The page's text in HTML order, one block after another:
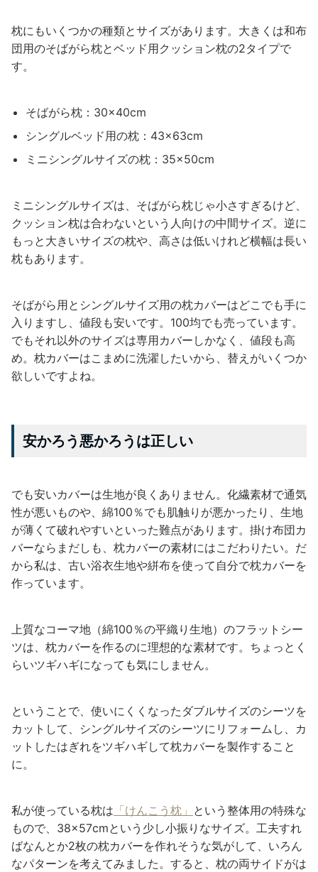
枕にもいくつかの種類とサイズがあります。大きくは和布
団用のそばがら枕とベッド用クッション枕の2タイプで
す。
そばがら枕：30×40cm
シングルベッド用の枕：43×63cm
ミニシングルサイズの枕：35×50cm
ミニシングルサイズは、そばがら枕じゃ小さすぎるけど、
クッション枕は合わないという人向けの中間サイズ。逆に
もっと大きいサイズの枕や、高さは低いけれど横幅は長い
枕もあります。
そばがら用とシングルサイズ用の枕カバーはどこでも手に
入りますし、値段も安いです。100均でも売っています。
でもそれ以外のサイズは専用カバーしかなく、値段も高
め。枕カバーはこまめに洗濯したいから、替えがいくつか
欲しいですよね。
安かろう悪かろうは正しい
でも安いカバーは生地が良くありません。化繊素材で通気
性が悪いものや、綿100％でも肌触りが悪かったり、生地
が薄くて破れやすいといった難点があります。掛け布団カ
バーならまだしも、枕カバーの素材にはこだわりたい。だ
から私は、古い浴衣生地や絣布を使って自分で枕カバーを
作っています。
上質なコーマ地（綿100％の平織り生地）のフラットシー
ツは、枕カバーを作るのに理想的な素材です。ちょっとく
らいツギハギになっても気にしません。
ということで、使いにくくなったダブルサイズのシーツを
カットして、シングルサイズのシーツにリフォームし、カ
ットしたはぎれをツギハギして枕カバーを製作すること
に。
私が使っている枕は 「けんこう枕」 という整体用の特殊な
もので、38×57cmという少し小振りなサイズ。工夫すれ
ばなんとか2枚の枕カバーを作れそうな気がして、いろん
なパターンを考えてみました。すると、枕の両サイドがは